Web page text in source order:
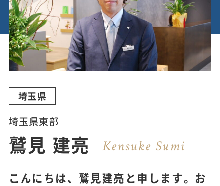
埼玉県
埼玉県東部
鷲見 建亮 Kensuke Sumi
こんにちは、鷲見建亮と申します。お